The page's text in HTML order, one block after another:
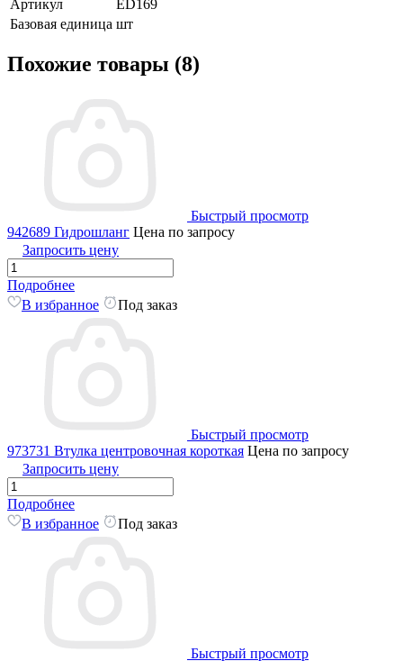
Артикул
ED169
Базовая единица шт
Похожие товары (8)
Быстрый просмотр
942689 Гидрошланг Цена по запросу
Запросить цену
Подробнее
В избранное
Под заказ
Быстрый просмотр
973731 Втулка центровочная короткая Цена по запросу
Запросить цену
Подробнее
В избранное
Под заказ
Быстрый просмотр